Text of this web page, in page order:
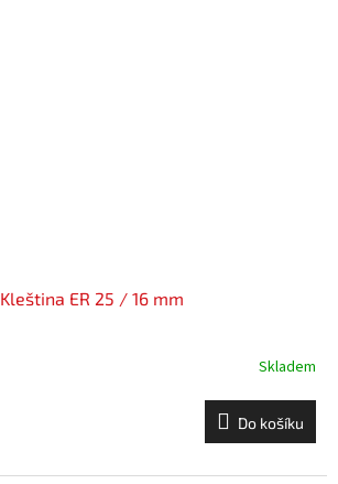
Kleština ER 25 / 16 mm
Skladem
Do košíku